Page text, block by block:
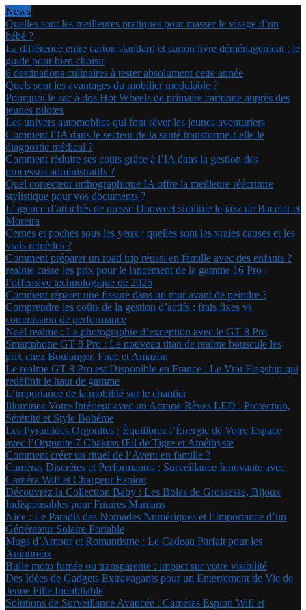
News
Quelles sont les meilleures pratiques pour masser le visage d’un
bébé ?
La différence entre carton standard et carton livre déménagement : le
guide pour bien choisir
6 destinations culinaires à tester absolument cette année
Quels sont les avantages du mobilier modulable ?
Pourquoi le sac à dos Hot Wheels de primaire cartonne auprès des
jeunes pilotes
Les univers automobiles qui font rêver les jeunes aventuriers
Comment l’IA dans le secteur de la santé transforme-t-elle le
diagnostic médical ?
Comment réduire ses coûts grâce à l’IA dans la gestion des
processus administratifs ?
Quel correcteur orthographique IA offre la meilleure réécriture
stylistique pour vos documents ?
L’agence d’attachés de presse Dooweet sublime le jazz de Bacelar et
Moreira
Cernes et poches sous les yeux : quelles sont les vraies causes et les
vrais remèdes ?
Comment préparer un road trip réussi en famille avec des enfants ?
realme casse les prix pour le lancement de la gamme 16 Pro :
l’offensive technologique de 2026
Comment réparer une fissure dans un mur avant de peindre ?
Comprendre les coûts de la gestion d’actifs : frais fixes vs
commission de performance
Noël realme : La photographie d’exception avec le GT 8 Pro
Smartphone GT 8 Pro : Le nouveau titan de realme bouscule les
prix chez Boulanger, Fnac et Amazon
Le realme GT 8 Pro est Disponible en France : Le Vrai Flagship qui
redéfinit le haut de gamme
L’importance de la mobilité sur le chantier
Illuminez Votre Intérieur avec un Attrape-Rêves LED : Protection,
Sérénité et Style Bohème
Les Pyramides Orgonites : Équilibrez l’Énergie de Votre Espace
avec l’Orgonite 7 Chakras Œil de Tigre et Améthyste
Comment créer un rituel de l’Avent en famille ?
Caméras Discrètes et Performantes : Surveillance Innovante avec
Caméra Wifi et Chargeur Espion
Découvrez la Collection Baby : Les Bolas de Grossesse, Bijoux
Indispensables pour Futures Mamans
Nice : Le Paradis des Nomades Numériques et l’Importance d’un
Générateur Solaire Portable
Mugs d’Amour et Romantisme : Le Cadeau Parfait pour les
Amoureux
Bulle moto fumée ou transparente : impact sur votre visibilité
Des Idées de Gadgets Extravagants pour un Enterrement de Vie de
Jeune Fille Inoubliable
Solutions de Surveillance Avancée : Caméras Espion Wifi et